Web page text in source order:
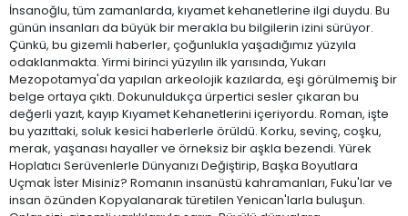
İnsanoğlu, tüm zamanlarda, kıyamet kehanetlerine ilgi duydu. Bu
günün insanları da büyük bir merakla bu bilgilerin izini sürüyor.
Çünkü, bu gizemli haberler, çoğunlukla yaşadığımız yüzyıla
odaklanmakta. Yirmi birinci yüzyılın ilk yarısında, Yukarı
Mezopotamya'da yapılan arkeolojik kazılarda, eşi görülmemiş bir
belge ortaya çıktı. Dokunuldukça ürpertici sesler çıkaran bu
değerli yazıt, kayıp Kıyamet Kehanetlerini içeriyordu. Roman, işte
bu yazıttaki, soluk kesici haberlerle örüldü. Korku, sevinç, coşku,
merak, yaşanası hayaller ve örneksiz bir aşkla bezendi. Yürek
Hoplatıcı Serüvenlerle Dünyanızı Değiştirip, Başka Boyutlara
Uçmak İster Misiniz? Romanın insanüstü kahramanları, Fuku'lar ve
insan özünden Kopyalanarak türetilen Yenican'larla buluşun.